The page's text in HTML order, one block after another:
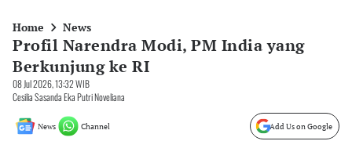
Home News
Profil Narendra Modi, PM India yang
Berkunjung ke RI
08 Jul 2026, 13:32 WIB
Cesilia Sasanda Eka Putri Noveliana
News Channel Add Us on Google